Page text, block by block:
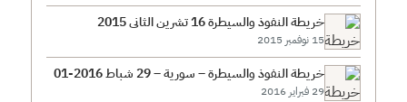
خريطة النفوذ والسيطرة 16 تشرين الثاني 2015
15 نوفمبر 2015
خريطة النفوذ والسيطرة – سورية – 29 شباط 2016-01
29 فبراير 2016